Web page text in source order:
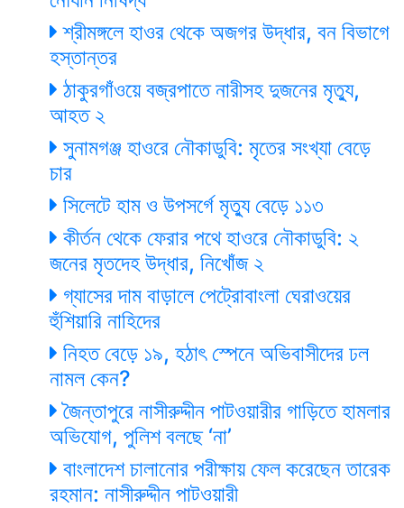
শ্রীমঙ্গলে হাওর থেকে অজগর উদ্ধার, বন বিভাগে
হস্তান্তর
ঠাকুরগাঁওয়ে বজ্রপাতে নারীসহ দুজনের মৃত্যু,
আহত ২
সুনামগঞ্জ হাওরে নৌকাডুবি: মৃতের সংখ্যা বেড়ে
চার
সিলেটে হাম ও উপসর্গে মৃত্যু বেড়ে ১১৩
কীর্তন থেকে ফেরার পথে হাওরে নৌকাডুবি: ২
জনের মৃতদেহ উদ্ধার, নিখোঁজ ২
গ্যাসের দাম বাড়ালে পেট্রোবাংলা ঘেরাওয়ের
হুঁশিয়ারি নাহিদের
নিহত বেড়ে ১৯, হঠাৎ স্পেনে অভিবাসীদের ঢল
নামল কেন?
জৈন্তাপুরে নাসীরুদ্দীন পাটওয়ারীর গাড়িতে হামলার
অভিযোগ, পুলিশ বলছে ‘না’
বাংলাদেশ চালানোর পরীক্ষায় ফেল করেছেন তারেক
রহমান: নাসীরুদ্দীন পাটওয়ারী